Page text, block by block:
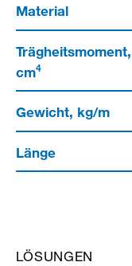
Material
Trägheitsmoment,
cm4
Gewicht, kg/m
Länge
LÖSUNGEN